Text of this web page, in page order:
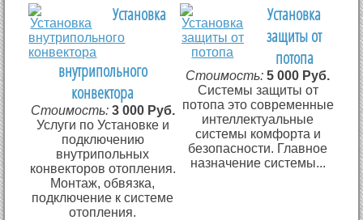
Установка
внутрипольного
конвектора
Стоимость: 3 000 Руб.
Услуги по Установке и
подключению
внутрипольных
конвекторов отопления.
Монтаж, обвязка,
подключение к системе
отопления.
Установка
защиты от
потопа
Стоимость:5 000 Руб.
Системы защиты от
потопа это современные
интеллектуальные
системы комфорта и
безопасности. Главное
назначение системы...